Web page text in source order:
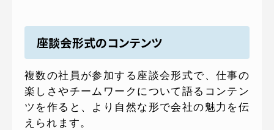
座談会形式のコンテンツ
複数の社員が参加する座談会形式で、仕事の
楽しさやチームワークについて語るコンテン
ツを作ると、より自然な形で会社の魅力を伝
えられます。